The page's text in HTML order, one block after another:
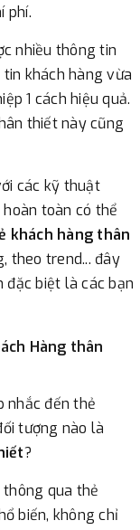
phí.
nhiều thông tin
khách hàng vừa
1 cách hiệu quả.
thiết này cũng
các kỹ thuật
toàn có thể
khách hàng thân
theo trend... đây
biệt là các bạn
Hàng thân
nhắc đến thẻ
tượng nào là
?
thông qua thẻ
biến, không chỉ